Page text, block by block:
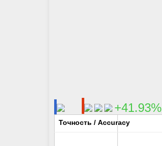
+41.93%
Точность / Accuracy
Точность / Accuracy